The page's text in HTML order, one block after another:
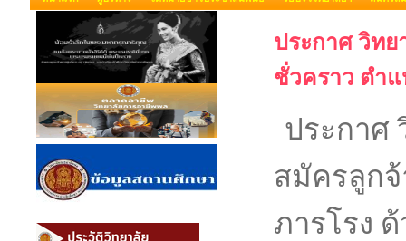
ประกาศ วิทย
ชั่วคราว ตำ
ประกาศ
สมัครลูก
ภารโรง